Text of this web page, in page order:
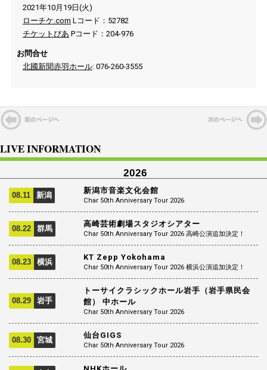
2021年10月19日(火)
ローチケ.com Lコード：52782
チケットぴあ Pコード：204-976
お問合せ
北國新聞赤羽ホール: 076-260-3555
LIVE INFORMATION
2026
08.11 新潟 新潟市音楽文化会館
Char 50th Anniversary Tour 2026
08.22 群馬 高崎芸術劇場スタジオシアター
Char 50th Anniversary Tour 2026 高崎公演追加決定！
08.23 横浜 KT Zepp Yokohama
Char 50th Anniversary Tour 2026 横浜公演追加決定！
08.29 岩手
トーサイクラシックホール岩手（岩手県民会
館） 中ホール
Char 50th Anniversary Tour 2026
08.30 宮城 仙台GIGS
Char 50th Anniversary Tour 2026